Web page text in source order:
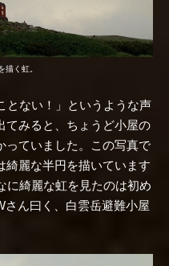
描く虹。
とない！」というような声
てみると、ちょうど小屋の
っていました。この写真で
綺麗な半円を描いています
に綺麗な虹を見たのは初め
ん曰く、白雲岳避難小屋